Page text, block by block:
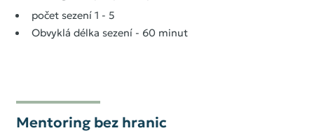
počet sezení 1 - 5
Obvyklá délka sezení - 60 minut
Mentoring bez hranic